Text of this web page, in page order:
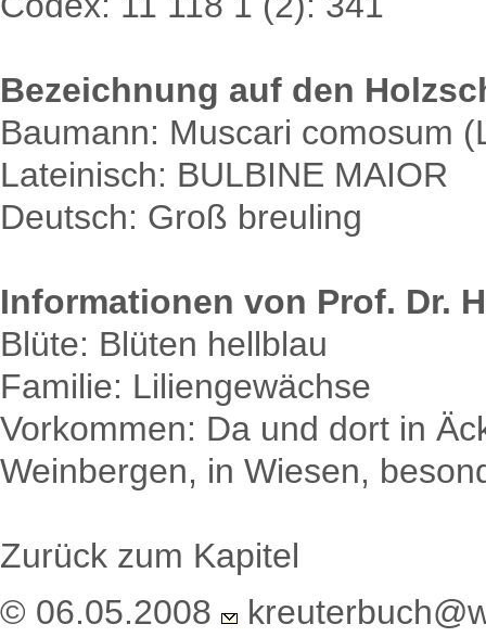
Bezeichnung auf den
Baumann: Muscari comosum
Lateinisch: BULBINE MAIOR
Deutsch: Groß breuling
Informationen von Prof. Dr.
Blüte: Blüten hellblau
Familie: Liliengewächse
Vorkommen: Da und dort in
Weinbergen, in Wiesen,
Zurück zum Kapitel
© 06.05.2008